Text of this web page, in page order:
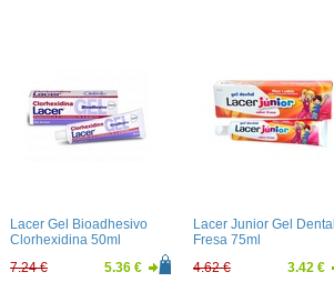
Lacer Gel Bioadhesivo
Clorhexidina 50ml
7.24 €
5.36 €
Lacer Junior Gel Dental
Fresa 75ml
4.62 €
3.42 €